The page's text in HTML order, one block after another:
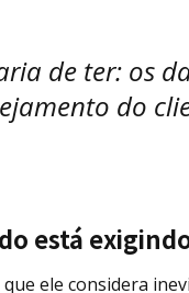
de ter: os
do
está
ele considera